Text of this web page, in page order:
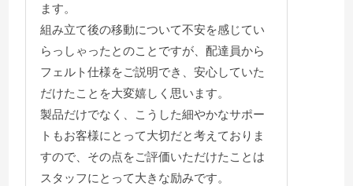
ます。
組み立て後の移動について不安を感じてい
らっしゃったとのことですが、配達員から
フェルト仕様をご説明でき、安心していた
だけたことを大変嬉しく思います。
製品だけでなく、こうした細やかなサポー
トもお客様にとって大切だと考えておりま
すので、その点をご評価いただけたことは
スタッフにとって大きな励みです。